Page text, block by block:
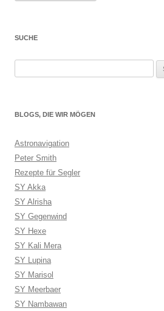
SUCHE
BLOGS, DIE WIR MÖGEN
Astronavigation
Peter Smith
Rezepte für Segler
SY Akka
SY Alrisha
SY Gegenwind
SY Hexe
SY Kali Mera
SY Lupina
SY Marisol
SY Meerbaer
SY Nambawan